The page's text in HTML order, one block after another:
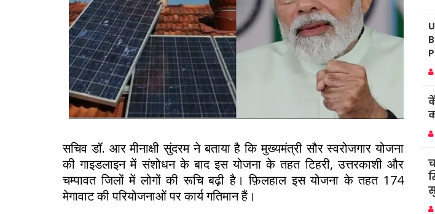
सचिव डॉ. आर मीनाक्षी सुंदरम ने बताया है कि मुख्यमंत्री सौर स्वरोजगार योजना
की गाइडलाइन में संशोधन के बाद इस योजना के तहत टिहरी, उत्तरकाशी और
चम्पावत जिलों में लोगों की रूचि बढ़ी है। फ़िलहाल इस योजना के तहत 174
मेगावाट की परियोजनाओं पर कार्य गतिमान हैं।